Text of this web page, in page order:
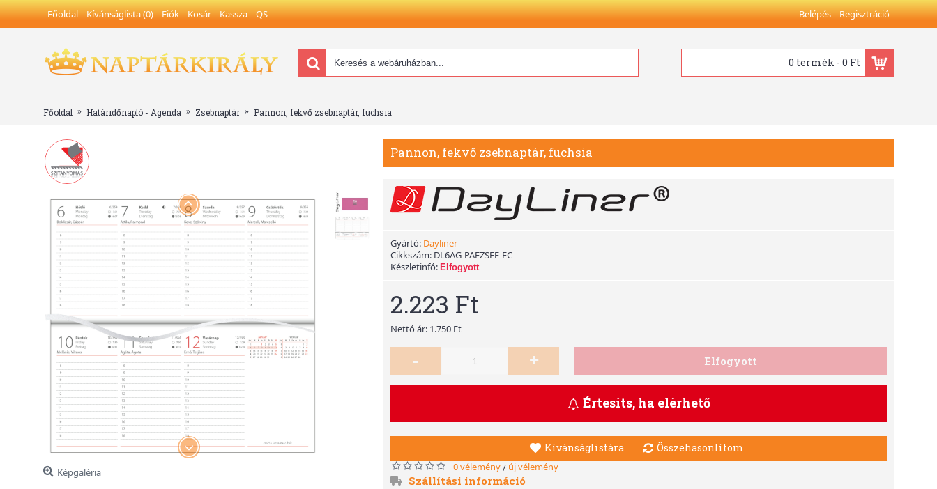
Főoldal Kívánságlista (0) Fiók Kosár Kassza QS Belépés Regisztráció
0 termék - 0 Ft
Főoldal Határidőnapló - Agenda Zsebnaptár Pannon, fekvő zsebnaptár, fuchsia
Képgaléria
Pannon, fekvő zsebnaptár, fuchsia
Gyártó: Dayliner
Cikkszám: DL6AG-PAFZSFE-FC
Készletinfó: Elfogyott
2.223 Ft
Nettó ár: 1.750 Ft
- + Elfogyott
Értesíts, ha elérhető
Kívánságlistára Összehasonlítom
0 vélemény/ új vélemény
Szállítási információ